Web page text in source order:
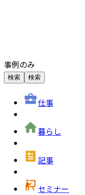
事例のみ
検索 検索
仕事
暮らし
記事
セミナー